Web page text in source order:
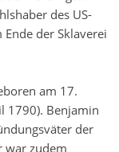
des US-
der Sklaverei
am 17.
1790). Benjamin
der
war zudem